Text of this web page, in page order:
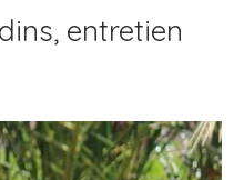
entretien